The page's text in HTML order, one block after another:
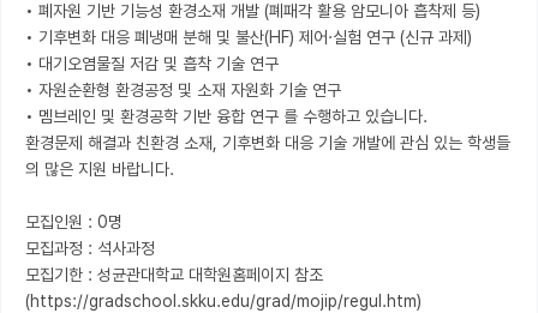
• 폐자원 기반 기능성 환경소재 개발 (폐패각 활용 암모니아 흡착제 등)
• 기후변화 대응 폐냉매 분해 및 불산(HF) 제어·실험 연구 (신규 과제)
• 대기오염물질 저감 및 흡착 기술 연구
• 자원순환형 환경공정 및 소재 자원화 기술 연구
• 멤브레인 및 환경공학 기반 융합 연구 를 수행하고 있습니다.
환경문제 해결과 친환경 소재, 기후변화 대응 기술 개발에 관심 있는 학생들
의 많은 지원 바랍니다.
모집인원 : 0명
모집과정 : 석사과정
모집기한 : 성균관대학교 대학원홈페이지 참조
(https://gradschool.skku.edu/grad/mojip/regul.htm)